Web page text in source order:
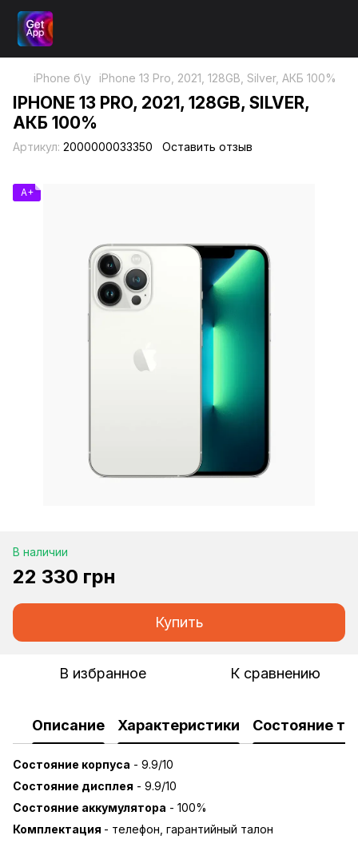
iPhone б\у iPhone 13 Pro, 2021, 128GB, Silver, АКБ 100%
IPHONE 13 PRO, 2021, 128GB, SILVER,
АКБ 100%
Артикул: 2000000033350 Оставить отзыв
A+
В наличии
22 330 грн
Купить
В избранное К сравнению
Описание Характеристики Состояние
Состояние корпуса - 9.9/10
Состояние дисплея - 9.9/10
Состояние аккумулятора - 100%
Комплектация - телефон, гарантийный талон